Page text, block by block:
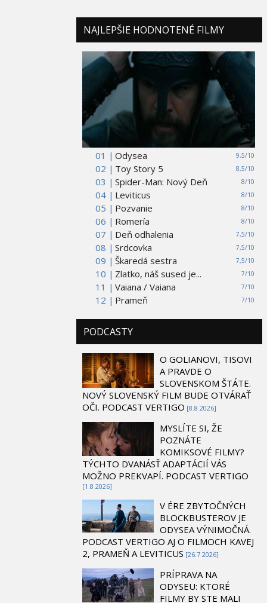
NAJLEPŠIE HODNOTENÉ FILMY
01 | 9,5/10
Odysea
02 |
8,5/10
Toy Story 5
03 |
8/10
Spider-Man: Nový Deň
04 |
8/10
Leviticus
05 |
8/10
Pozvanie
06 |
8/10
Romería
07 |
7,5/10
Deň odhalenia
08 |
7,5/10
Srdcovka
09 |
7,5/10
Škaredá sestra
10 |
7/10
Zlatko, náš sused je...
11 |
7/10
Vaiana / Vaiana
12 |
7/10
Prameň
PODCASTY
O GOLIANOVI, TISOVI
A PRAVDE O
SLOVENSKOM ŠTÁTE.
NOVÝ SLOVENSKÝ FILM BUDE OTVÁRAŤ
OČI. PODCAST VERTIGO [8.8 2026]
MYSLÍTE SI, ŽE
POZNÁTE
KOMIKSOVÉ FILMY?
TÝCHTO DVANÁSŤ ADAPTÁCIÍ VÁS
MOŽNO PREKVAPÍ. PODCAST VERTIGO
[1.8 2026]
V ÉRE ZBYTOČNÝCH
BLOCKBUSTEROV JE
ODYSEA VÝNIMOČNÁ.
PODCAST VERTIGO AJ O FILMOCH KAVEJ
2, PRAMEŇ A LEVITICUS [26.7 2026]
PRÍPRAVA NA
ODYSEU: KTORÉ
FILMY BY STE MALI